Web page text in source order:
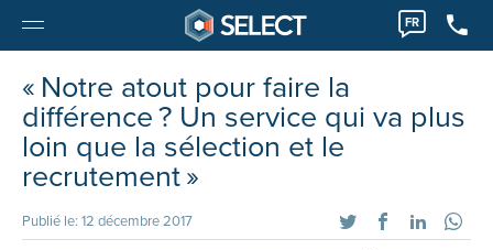
FR
« Notre atout pour faire la
différence ? Un service qui va plus
loin que la sélection et le
recrutement »
Publié le: 12 décembre 2017